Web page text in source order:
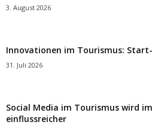
3. August 2026
Innovationen im Tourismus:
31. Juli 2026
Social Media im Tourismus wird
einflussreicher